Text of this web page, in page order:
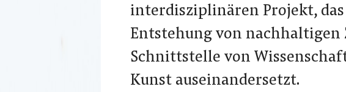
interdisziplinären Projekt,
Entstehung von nachhaltigen
Schnittstelle von
Kunst auseinandersetzt.